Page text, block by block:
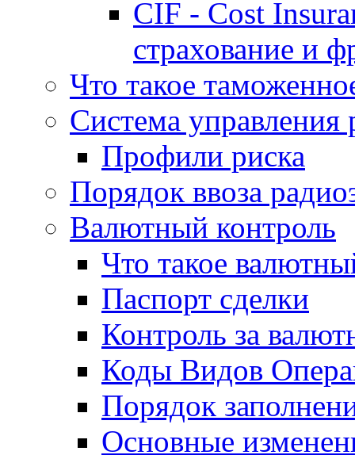
CIF - Cost
страхование и
Что такое
Система
Профили риска
Порядок ввоза
Валютный контроль
Что такое
Паспорт сделки
Контроль за
Коды Видов
Порядок
Основные